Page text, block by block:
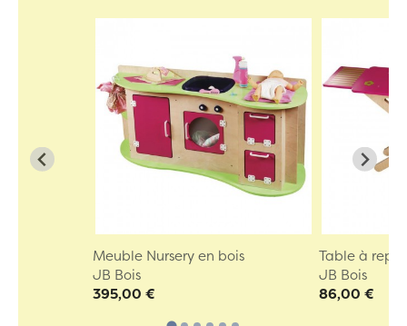
Meuble Nursery en bois
JB Bois
395,00 €
Table à
JB Bois
86,00 €